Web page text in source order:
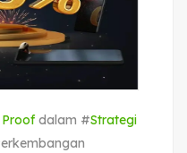
dalam #Strategi